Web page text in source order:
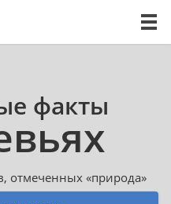
факты
отмеченных «природа»